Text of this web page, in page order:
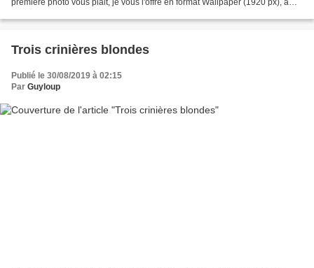
première photo vous plait, je vous l'offre en format Wallpaper (1920 px), à
Trois crinières blondes
Publié le 30/08/2019 à 02:15
Par Guyloup